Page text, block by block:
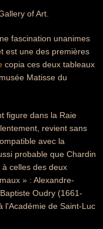
of Art.
fascination unanimes
est une des premières
copia ces deux tableaux
Matisse du
figure dans la Raie
revient sans
avec la
probable que Chardin
celles des deux
» : Alexandre-
Oudry (1661-
l'Académie de Saint-Luc